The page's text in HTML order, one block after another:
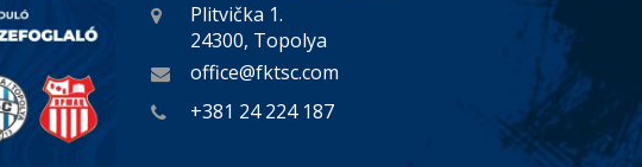
Plitvička 1.
24300, Topolya
office@fktsc.com
+381 24 224 187